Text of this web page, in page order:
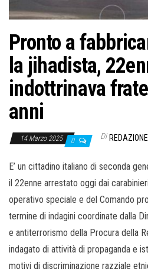
Pronto a
la jihadista,
indottrinava
anni
14 Marzo 2025 0 Di REDAZIONE
E’ un cittadino italiano di seconda
il 22enne arrestato oggi dai
operativo speciale e del Comando
termine di indagini coordinate dalla
e antiterrorismo della Procura della
indagato di attività di propaganda e
motivi di discriminazione razziale